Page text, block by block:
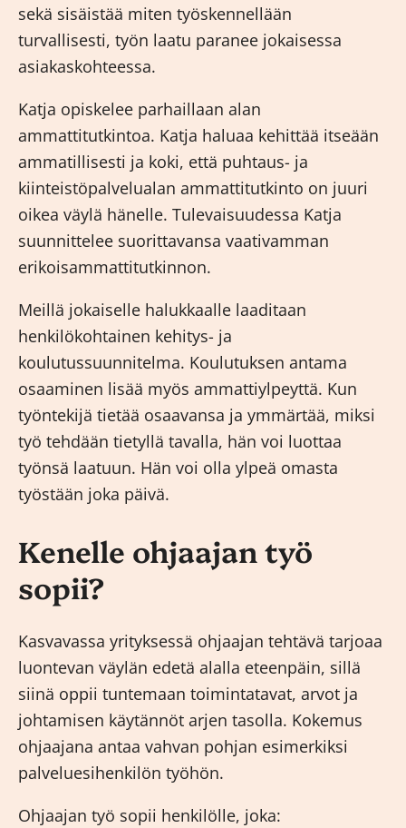
sekä sisäistää miten työskennellään
turvallisesti, työn laatu paranee jokaisessa
asiakaskohteessa.
Katja opiskelee parhaillaan alan
ammattitutkintoa. Katja haluaa kehittää itseään
ammatillisesti ja koki, että puhtaus- ja
kiinteistöpalvelualan ammattitutkinto on juuri
oikea väylä hänelle. Tulevaisuudessa Katja
suunnittelee suorittavansa vaativamman
erikoisammattitutkinnon.
Meillä jokaiselle halukkaalle laaditaan
henkilökohtainen kehitys- ja
koulutussuunnitelma. Koulutuksen antama
osaaminen lisää myös ammattiylpeyttä. Kun
työntekijä tietää osaavansa ja ymmärtää, miksi
työ tehdään tietyllä tavalla, hän voi luottaa
työnsä laatuun. Hän voi olla ylpeä omasta
työstään joka päivä.
Kenelle ohjaajan työ
sopii?
Kasvavassa yrityksessä ohjaajan tehtävä tarjoaa
luontevan väylän edetä alalla eteenpäin, sillä
siinä oppii tuntemaan toimintatavat, arvot ja
johtamisen käytännöt arjen tasolla. Kokemus
ohjaajana antaa vahvan pohjan esimerkiksi
palveluesihenkilön työhön.
Ohjaajan työ sopii henkilölle, joka: